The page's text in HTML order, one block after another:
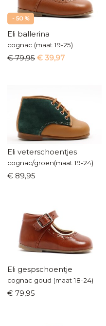
- 50 %
Eli ballerina
cognac (maat 19-25)
€ 79,95 € 39,97
Eli veterschoentjes
cognac/groen(maat 19-24)
€ 89,95
Eli gespschoentje
cognac goud (maat 18-24)
€ 79,95